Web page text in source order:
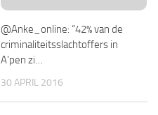
@Anke_online: “42% van de
criminaliteitsslachtoffers in
A’pen zi…
30 APRIL 2016